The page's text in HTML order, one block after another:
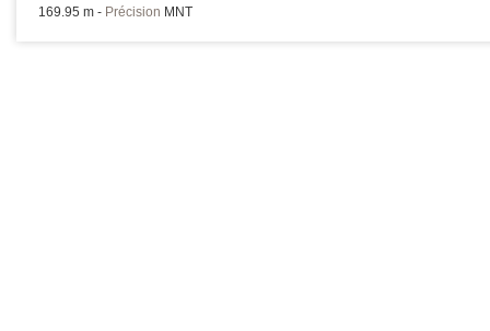
169.95 m - Précision MNT